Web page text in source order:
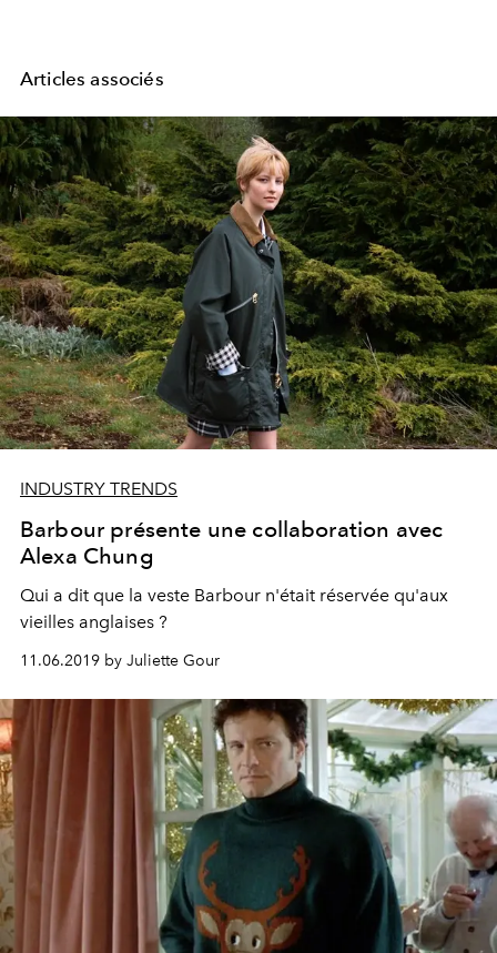
Articles associés
INDUSTRY TRENDS
Barbour présente une collaboration avec
Alexa Chung
Qui a dit que la veste Barbour n'était réservée qu'aux
vieilles anglaises ?
11.06.2019 by Juliette Gour